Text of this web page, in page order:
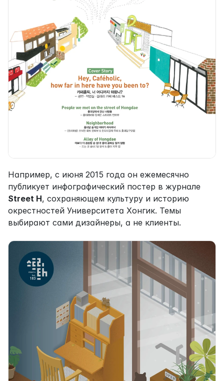
Например, с июня 2015 года он ежемесячно
Street H, сохраняющем культуру и историю
окрестностей Университета Хонгик. Темы
выбирают сами дизайнеры, а не клиенты.